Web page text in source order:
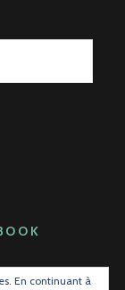
En continuant à